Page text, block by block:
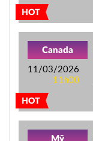
HOT
HOT
Canada
11/03/2026
11h00
Mỹ